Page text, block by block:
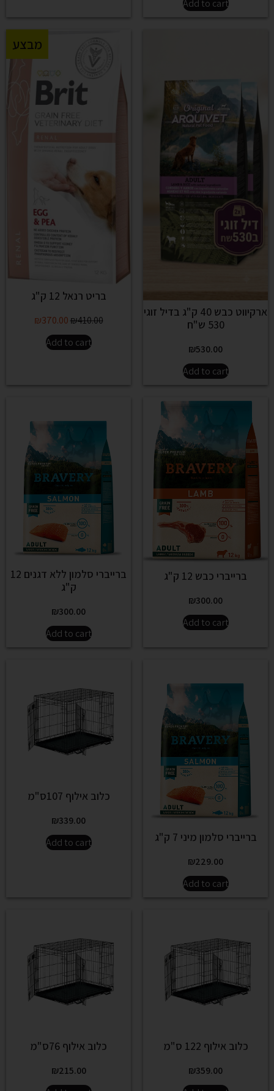
Add to cart
ארקיווט כבש 40 ק"ג בדיל זוגי
530 ש"ח
₪530.00
Add to cart
מבצע
בריט רנאל 12 ק"ג
₪410.00
₪370.00
Add to cart
ברייברי כבש 12 ק"ג
₪300.00
Add to cart
ברייברי סלמון ללא דגנים 12
ק"ג
₪300.00
Add to cart
ברייברי סלמון מיני 7 ק"ג
₪229.00
Add to cart
כלוב אילוף 107ס"מ
₪339.00
Add to cart
כלוב אילוף 122 ס"מ
₪359.00
כלוב אילוף 76ס"מ
₪215.00